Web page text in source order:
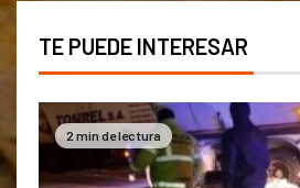
TE PUEDE INTERESAR
2 min de lectura